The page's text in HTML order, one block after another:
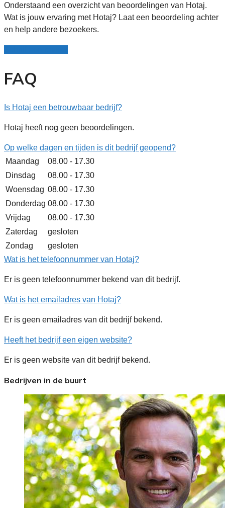
Onderstaand een overzicht van beoordelingen van Hotaj.
Wat is jouw ervaring met Hotaj? Laat een beoordeling achter
en help andere bezoekers.
FAQ
Is Hotaj een betrouwbaar bedrijf?
Hotaj heeft nog geen beoordelingen.
Op welke dagen en tijden is dit bedrijf geopend?
Maandag
08.00 - 17.30
Dinsdag
08.00 - 17.30
Woensdag 08.00 - 17.30
Donderdag 08.00 - 17.30
Vrijdag
08.00 - 17.30
Zaterdag
gesloten
Zondag
gesloten
Wat is het telefoonnummer van Hotaj?
Er is geen telefoonnummer bekend van dit bedrijf.
Wat is het emailadres van Hotaj?
Er is geen emailadres van dit bedrijf bekend.
Heeft het bedrijf een eigen website?
Er is geen website van dit bedrijf bekend.
Bedrijven in de buurt